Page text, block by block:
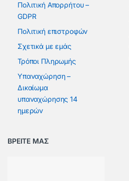
Πολιτική Απορρήτου –
GDPR
Πολιτική επιστροφών
Σχετικά με εμάς
Τρόποι Πληρωμής
Υπαναχώρηση –
Δικαίωμα
υπαναχώρησης 14
ημερών
ΒΡΕΙΤΕ ΜΑΣ